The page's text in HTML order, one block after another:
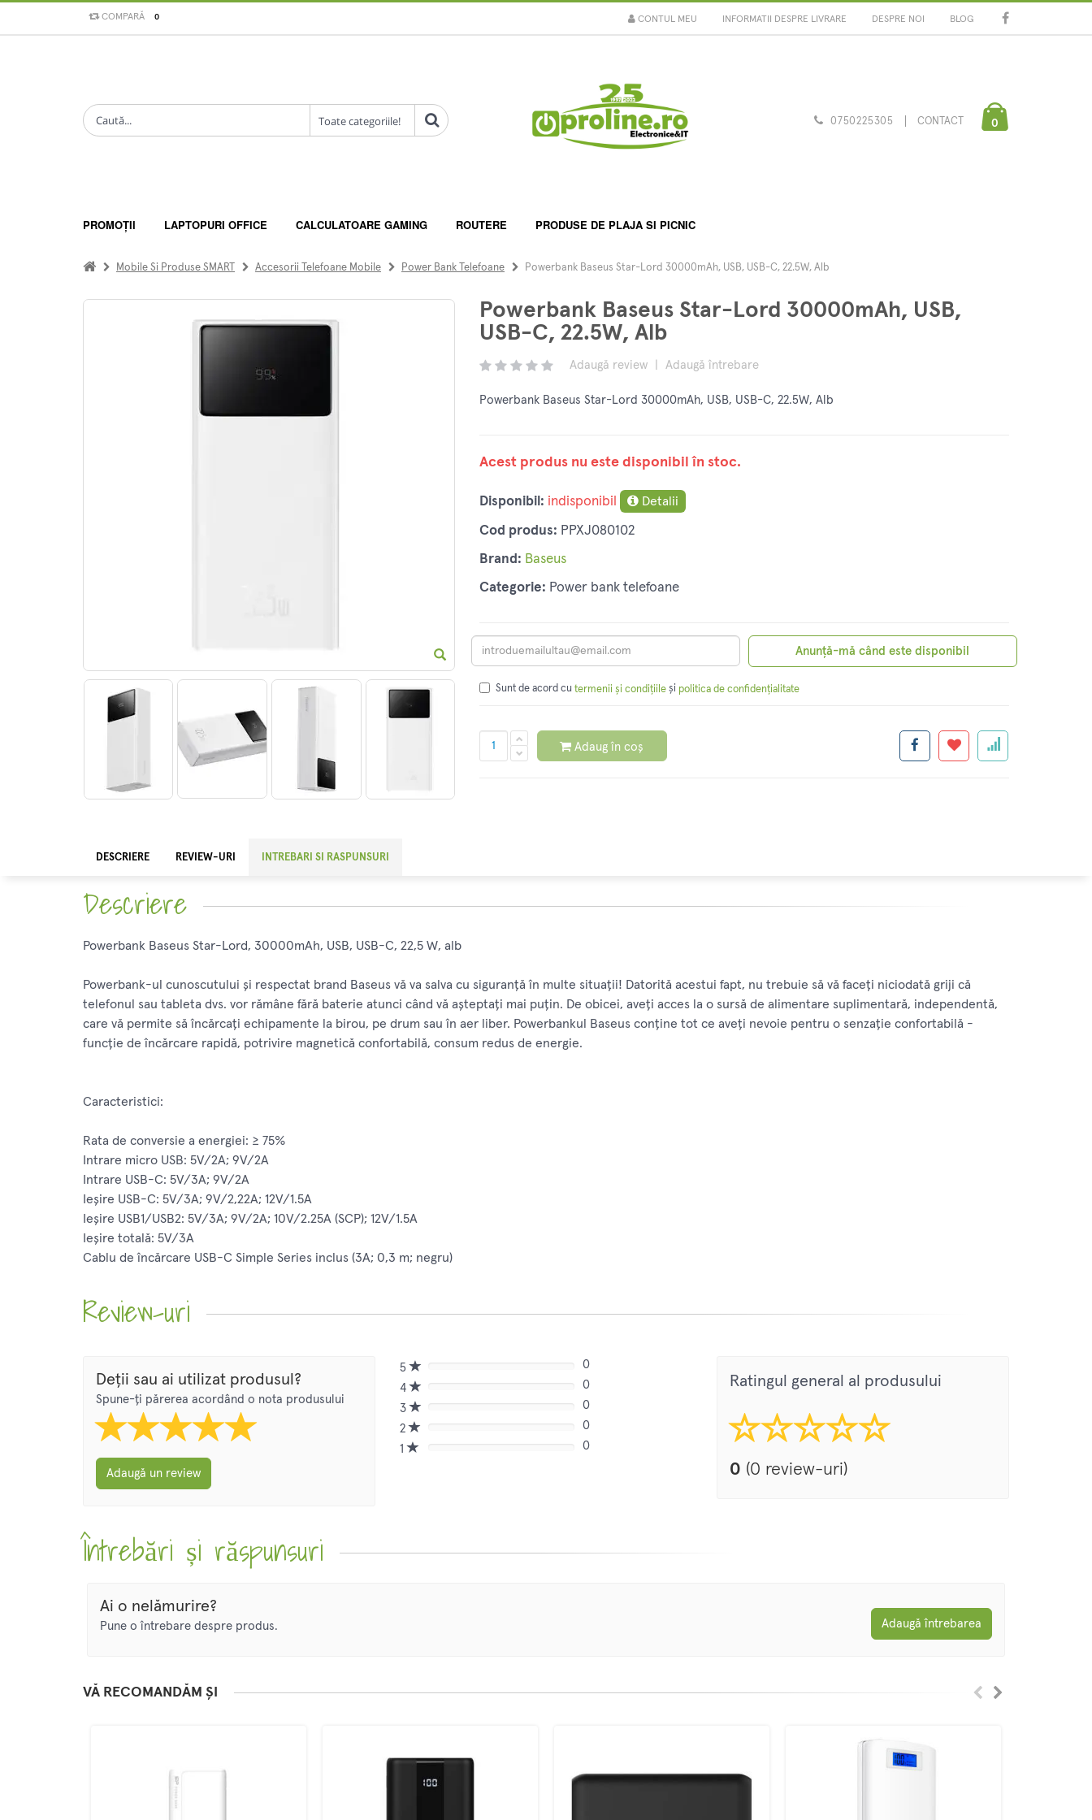
COMPARĂ 0 INFORMATII DESPRE LIVRARE DESPRE NOI BLOG
CONTUL MEU
0750225305 CONTACT 0
PROMOȚII LAPTOPURI OFFICE CALCULATOARE GAMING ROUTERE PRODUSE DE PLAJA SI PICNIC
Mobile Si Produse SMART Accesorii Telefoane Mobile Power Bank Telefoane Powerbank Baseus Star-Lord 30000mAh, USB, USB-C, 22.5W, Alb
Powerbank Baseus Star-Lord 30000mAh, USB,
USB-C, 22.5W, Alb
Adaugă review Adaugă întrebare
Powerbank Baseus Star-Lord 30000mAh, USB, USB-C, 22.5W, Alb
Acest produs nu este disponibil în stoc.
Disponibil: indisponibil Detalii
Cod produs: PPXJ080102
Brand: Baseus
Categorie: Power bank telefoane
Anunță-mă când este disponibil
Sunt de acord cu termenii și condițiileși politica de confidențialitate
Adaug în coș
DESCRIERE REVIEW-URI INTREBARI SI RASPUNSURI
Descriere
Powerbank Baseus Star-Lord, 30000mAh, USB, USB-C, 22,5 W, alb
Powerbank-ul cunoscutului și respectat brand Baseus vă va salva cu siguranță în multe situații! Datorită acestui fapt, nu trebuie să vă faceți niciodată griji că
telefonul sau tableta dvs. vor rămâne fără baterie atunci când vă așteptați mai puțin. De obicei, aveți acces la o sursă de alimentare suplimentară, independentă,
care vă permite să încărcați echipamente la birou, pe drum sau în aer liber. Powerbankul Baseus conține tot ce aveți nevoie pentru o senzație confortabilă -
funcție de încărcare rapidă, potrivire magnetică confortabilă, consum redus de energie.
Caracteristici:
Rata de conversie a energiei: ≥ 75%
Intrare micro USB: 5V/2A; 9V/2A
Intrare USB-C: 5V/3A; 9V/2A
Ieșire USB-C: 5V/3A; 9V/2,22A; 12V/1.5A
Ieșire USB1/USB2: 5V/3A; 9V/2A; 10V/2.25A (SCP); 12V/1.5A
Ieșire totală: 5V/3A
Cablu de încărcare USB-C Simple Series inclus (3A; 0,3 m; negru)
Review-uri
Deții sau ai utilizat produsul?
Spune-ți părerea acordând o nota produsului
Adaugă un review
5
Complete
(danger)
0
4
Complete
(danger)
0
3
Complete
(danger)
0
2
Complete
0
1
0
Ratingul general al produsului
0 (0 review-uri)
Întrebări și răspunsuri
Ai o nelămurire?
Pune o întrebare despre produs. Adaugă întrebarea
VĂ RECOMANDĂM ȘI